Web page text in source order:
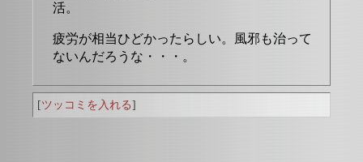
活。
疲労が相当ひどかったらしい。風邪も治って
ないんだろうな・・・。
[ツッコミを入れる]